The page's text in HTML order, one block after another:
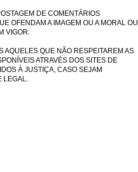
DE COMENTÁRIOS
OFENDAM A IMAGEM OU A MORAL OU
VIGOR.
AQUELES QUE NÃO RESPEITAREM AS
ATRAVÉS DOS SITES DE
À JUSTIÇA, CASO SEJAM
LEGAL.